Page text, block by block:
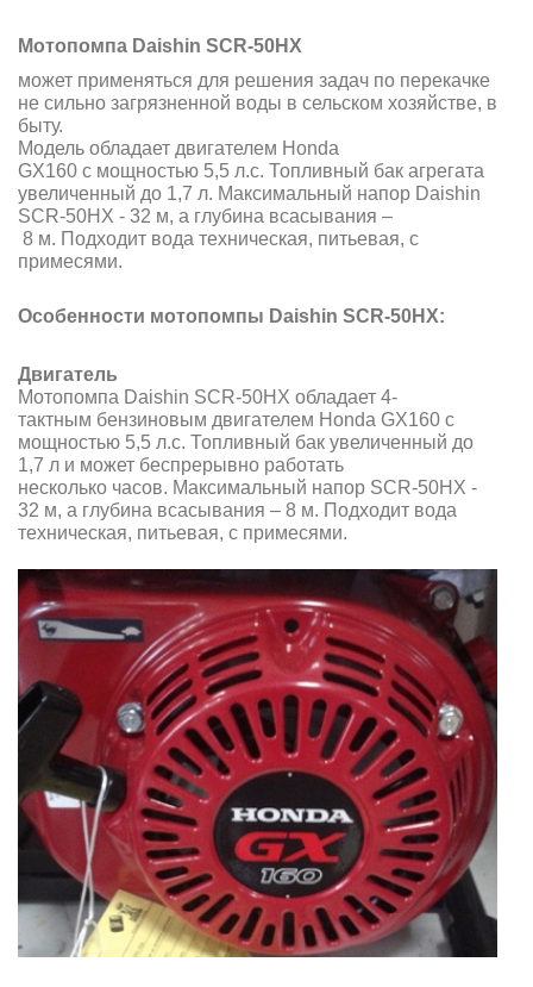
Мотопомпа Daishin SCR-50HX
может применяться для решения задач по перекачке
не сильно загрязненной воды в сельском хозяйстве, в
быту.
Модель обладает двигателем Honda
GX160 с мощностью 5,5 л.с. Топливный бак агрегата
увеличенный до 1,7 л. Максимальный напор Daishin
SCR-50HX - 32 м, а глубина всасывания –
8 м. Подходит вода техническая, питьевая, с
примесями.
Особенности мотопомпы Daishin SCR-50HX:
Двигатель
Мотопомпа Daishin SCR-50HX обладает 4-
тактным бензиновым двигателем Honda GX160 с
мощностью 5,5 л.с. Топливный бак увеличенный до
1,7 л и может беспрерывно работать
несколько часов. Максимальный напор SCR-50HX -
32 м, а глубина всасывания – 8 м. Подходит вода
техническая, питьевая, с примесями.